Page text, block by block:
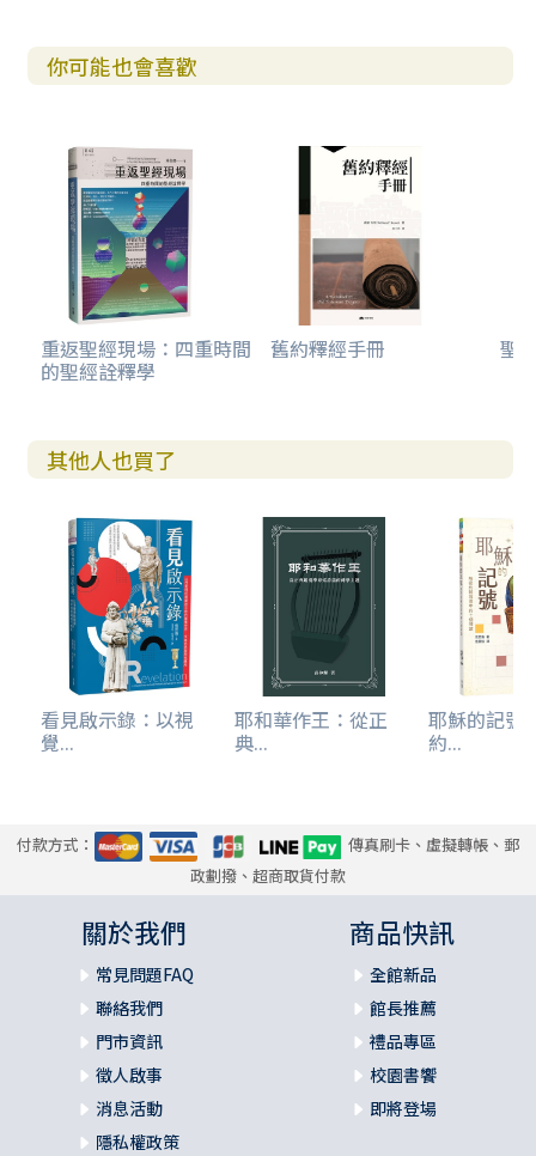
第三部：雅各書
第六章 雅各書（一）
1.2 作者
1.3 寫作年期
1.4 寫作地點
1.5 寫作對象
1.6 寫作目的
1.7 經文脈絡與大綱
1.8 神學主題
1.8.1 信心與行為
1.8.2 君尊的律法與邁向整全的生命
2. 經文分析
2.1 問安（一1）
2.2.1 論試驗中的信（一2~8）
2.2.2 論卑微與富足（一9~11）
2.2.3 論忍受試驗（一12~15）
2.2.4 論神的美善（一16~18）
2.3 信仰省思（一1~18）
第七章 雅各書（二）
1. 經文分析（續）
1.1 靈性健全的證據：順服神的道（一19~二26）
1.1.3 論信仰／信心與行為（二14~26）
附註：雅各的「因行為稱義」與保羅的「因信稱義」矛盾
2. 信仰省思（一19~二26）
第八章 雅各書（三）
1. 經文分析（續）
1.1 靈性健全的表徵：講話、智慧和財富（三1~五6）
1.1.2 論上頭來的智慧（三13~18）
1.1.3 論與世俗為友（四1~10）
1.1.4 論批評（四11~12）
你可能也會喜歡
重返聖經現場：四重時間
的聖經詮釋學
舊約釋經手冊 聖
其他人也買了
看見啟示錄：以視
覺...
耶和華作王：從正
典...
耶穌的記號
約...
付款方式：
傳真刷卡、虛擬轉帳、郵
政劃撥、超商取貨付款
關於我們
常見問題FAQ
聯絡我們
門市資訊
徵人啟事
消息活動
隱私權政策
商品快訊
全館新品
館長推薦
禮品專區
校園書饗
即將登場